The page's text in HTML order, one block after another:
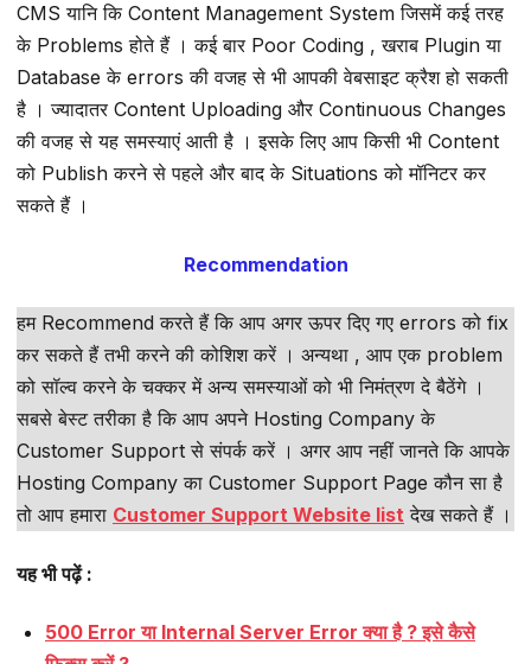
CMS यानि कि Content Management System जिसमें कई तरह
के Problems होते हैं । कई बार Poor Coding , खराब Plugin या
Database के errors की वजह से भी आपकी वेबसाइट क्रैश हो सकती
है । ज्यादातर Content Uploading और Continuous Changes
की वजह से यह समस्याएं आती है । इसके लिए आप किसी भी Content
को Publish करने से पहले और बाद के Situations को मॉनिटर कर
सकते हैं ।
Recommendation
हम Recommend करते हैं कि आप अगर ऊपर दिए गए errors को fix
कर सकते हैं तभी करने की कोशिश करें । अन्यथा , आप एक problem
को सॉल्व करने के चक्कर में अन्य समस्याओं को भी निमंत्रण दे बैठेंगे ।
सबसे बेस्ट तरीका है कि आप अपने Hosting Company के
Customer Support से संपर्क करें । अगर आप नहीं जानते कि आपके
Hosting Company का Customer Support Page कौन सा है
तो आप हमारा Customer Support Website list देख सकते हैं ।
यह भी पढ़ें :
500 Error या Internal Server Error क्या है ? इसे कैसे